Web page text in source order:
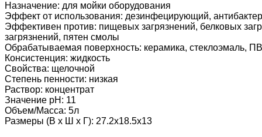
Назначение: для мойки оборудования
Эффект от использования: дезинфецирующий,
Эффективен против: пищевых загрязнений, белковых
загрязнений, пятен смолы
Обрабатываемая поверхность: керамика, стеклоэмаль,
Консистенция: жидкость
Свойства: щелочной
Степень пенности: низкая
Раствор: концентрат
Значение pH : 11
Объем/Масса: 5л
Размеры (В х Ш х Г): 27.2х18.5х13